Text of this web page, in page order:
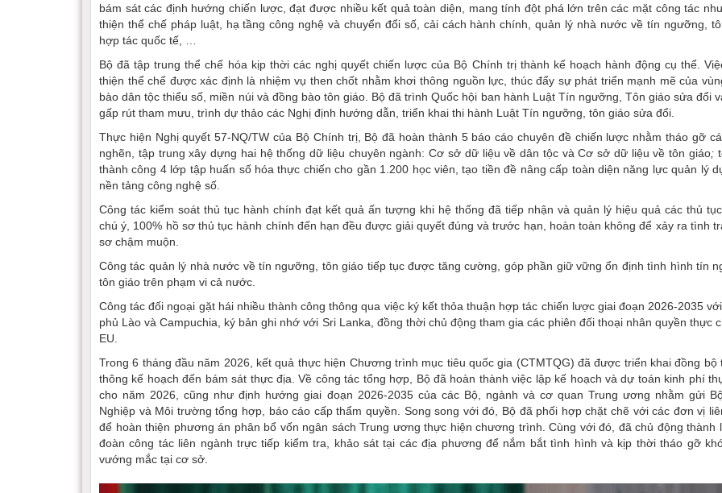
bám sát các định hướng chiến lược, đạt được nhiều kết quả toàn diện, mang tính đột phá lớn trên các mặt công tác
thiện thể chế pháp luật, hạ tầng công nghệ và chuyển đổi số, cải cách hành chính, quản lý nhà nước về tín ngưỡng,
hợp tác quốc tế, …
Bộ đã tập trung thể chế hóa kịp thời các nghị quyết chiến lược của Bộ Chính trị thành kế hoạch hành động cụ thể.
thiện thể chế được xác định là nhiệm vụ then chốt nhằm khơi thông nguồn lực, thúc đẩy sự phát triển mạnh mẽ của
bào dân tộc thiểu số, miền núi và đồng bào tôn giáo. Bộ đã trình Quốc hội ban hành Luật Tín ngưỡng, Tôn giáo sửa đổi
gấp rút tham mưu, trình dự thảo các Nghị định hướng dẫn, triển khai thi hành Luật Tín ngưỡng, tôn giáo sửa đổi.
Thực hiện Nghị quyết 57-NQ/TW của Bộ Chính trị, Bộ đã hoàn thành 5 báo cáo chuyên đề chiến lược nhằm tháo gỡ
nghẽn, tập trung xây dựng hai hệ thống dữ liệu chuyên ngành: Cơ sở dữ liệu về dân tộc và Cơ sở dữ liệu về tôn giáo;
thành công 4 lớp tập huấn số hóa thực chiến cho gần 1.200 học viên, tạo tiền đề nâng cấp toàn diện năng lực quản lý
nền tảng công nghệ số.
Công tác kiểm soát thủ tục hành chính đạt kết quả ấn tượng khi hệ thống đã tiếp nhận và quản lý hiệu quả các thủ
chú ý, 100% hồ sơ thủ tục hành chính đến hạn đều được giải quyết đúng và trước hạn, hoàn toàn không để xảy ra tình
sơ chậm muộn.
Công tác quản lý nhà nước về tín ngưỡng, tôn giáo tiếp tục được tăng cường, góp phần giữ vững ổn định tình hình tín
tôn giáo trên phạm vi cả nước.
Công tác đối ngoại gặt hái nhiều thành công thông qua việc ký kết thỏa thuận hợp tác chiến lược giai đoạn 2026-2035
phủ Lào và Campuchia, ký bản ghi nhớ với Sri Lanka, đồng thời chủ động tham gia các phiên đối thoại nhân quyền thực
EU.
Trong 6 tháng đầu năm 2026, kết quả thực hiện Chương trình mục tiêu quốc gia (CTMTQG) đã được triển khai đồng bộ
thông kế hoạch đến bám sát thực địa. Về công tác tổng hợp, Bộ đã hoàn thành việc lập kế hoạch và dự toán kinh phí
cho năm 2026, cũng như định hướng giai đoạn 2026-2035 của các Bộ, ngành và cơ quan Trung ương nhằm gửi
Nghiệp và Môi trường tổng hợp, báo cáo cấp thẩm quyền. Song song với đó, Bộ đã phối hợp chặt chẽ với các đơn vị
để hoàn thiện phương án phân bổ vốn ngân sách Trung ương thực hiện chương trình. Cùng với đó, đã chủ động thành
đoàn công tác liên ngành trực tiếp kiểm tra, khảo sát tại các địa phương để nắm bắt tình hình và kịp thời tháo gỡ
vướng mắc tại cơ sở.